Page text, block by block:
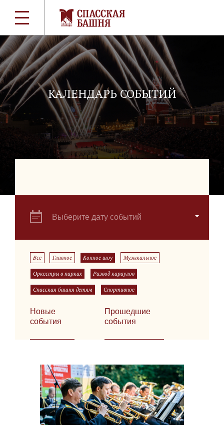
КАЛЕНДАРЬ СОБЫТИЙ
Выберите дату событий
Все Главное Конное шоу Музыкальное
Оркестры в парках Развод караулов
Спасская башня детям Спортивное
Новые
события
Прошедшие
события